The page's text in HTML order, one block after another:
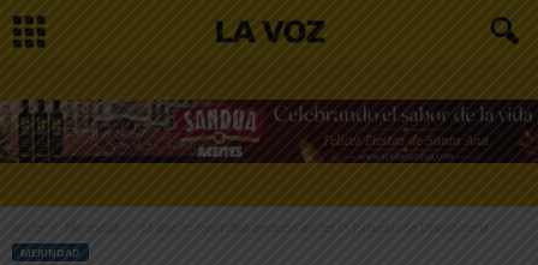
Inicio El diseño reivindica emoción en las IX Jornadas de Diseño de la...
MERINDAD